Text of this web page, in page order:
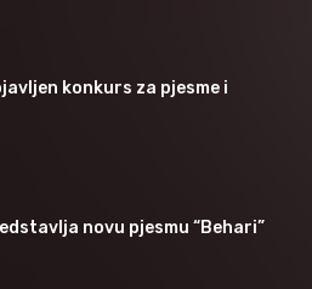
konkurs za pjesme i
novu pjesmu “Behari”